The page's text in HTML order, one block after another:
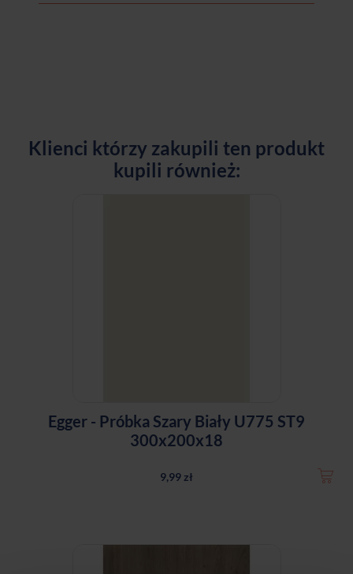
Klienci którzy zakupili ten produkt
kupili również:
Egger - Próbka Szary Biały U775 ST9
300x200x18
9,99 zł